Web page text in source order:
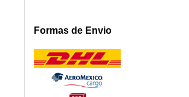
Formas de Envio